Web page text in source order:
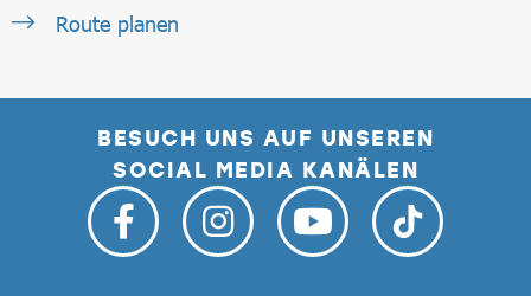
Route planen
BESUCH UNS AUF UNSEREN
SOCIAL MEDIA KANÄLEN